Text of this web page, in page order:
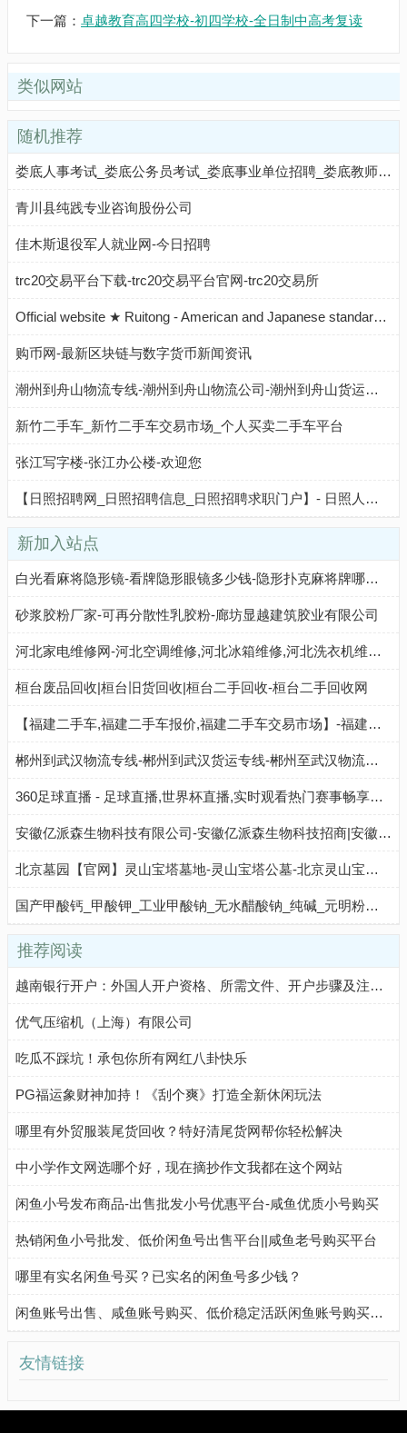
下一篇： 卓越教育高四学校-初四学校-全日制中高考复读
类似网站
随机推荐
娄底人事考试_娄底公务员考试_娄底事业单位招聘_娄底教师招聘_娄底华图
青川县纯践专业咨询股份公司
佳木斯退役军人就业网-今日招聘
trc20交易平台下载-trc20交易平台官网-trc20交易所
Official website ★ Ruitong - American and Japanese standard gate valve, globe valve, ball valve manufacturer direct sales, Zhejiang Ruitong Valve Co., Ltd
购币网-最新区块链与数字货币新闻资讯
潮州到舟山物流专线-潮州到舟山物流公司-潮州到舟山货运专线-潮州建潮中赢物流
新竹二手车_新竹二手车交易市场_个人买卖二手车平台
张江写字楼-张江办公楼-欢迎您
【日照招聘网_日照招聘信息_日照招聘求职门户】- 日照人才网
新加入站点
白光看麻将隐形镜-看牌隐形眼镜多少钱-隐形扑克麻将牌哪里有卖-玲珑王镭射魔术
砂浆胶粉厂家-可再分散性乳胶粉-廊坊显越建筑胶业有限公司
河北家电维修网-河北空调维修,河北冰箱维修,河北洗衣机维修,河北热水器维修,河北燃气灶维修,河北家电维修公司
桓台废品回收|桓台旧货回收|桓台二手回收-桓台二手回收网
【福建二手车,福建二手车报价,福建二手车交易市场】-福建二手车网
郴州到武汉物流专线-郴州到武汉货运专线-郴州至武汉物流公司-就发物流网
360足球直播 - 足球直播,世界杯直播,实时观看热门赛事畅享体育激情
安徽亿派森生物科技有限公司-安徽亿派森生物科技招商|安徽亿派森生物科技代理
北京墓园【官网】灵山宝塔墓地-灵山宝塔公墓-北京灵山宝塔陵园
国产甲酸钙_甲酸钾_工业甲酸钠_无水醋酸钠_纯碱_元明粉公司-万克尔化工
推荐阅读
越南银行开户：外国人开户资格、所需文件、开户步骤及注意事项
优气压缩机（上海）有限公司
吃瓜不踩坑！承包你所有网红八卦快乐
PG福运象财神加持！《刮个爽》打造全新休闲玩法
哪里有外贸服装尾货回收？特好清尾货网帮你轻松解决
中小学作文网选哪个好，现在摘抄作文我都在这个网站
闲鱼小号发布商品-出售批发小号优惠平台-咸鱼优质小号购买
热销闲鱼小号批发、低价闲鱼号出售平台||咸鱼老号购买平台
哪里有实名闲鱼号买？已实名的闲鱼号多少钱？
闲鱼账号出售、咸鱼账号购买、低价稳定活跃闲鱼账号购买流程
友情链接